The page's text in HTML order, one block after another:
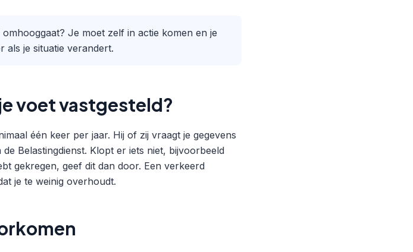
Je moet zelf in actie komen en je
als je situatie verandert.
voet vastgesteld?
één keer per jaar. Hij of zij vraagt je gegevens
Belastingdienst. Klopt er iets niet, bijvoorbeeld
gekregen, geef dit dan door. Een verkeerd
je te weinig overhoudt.